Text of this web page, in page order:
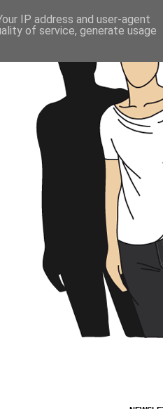
IP address and user-agent
of service, generate usage